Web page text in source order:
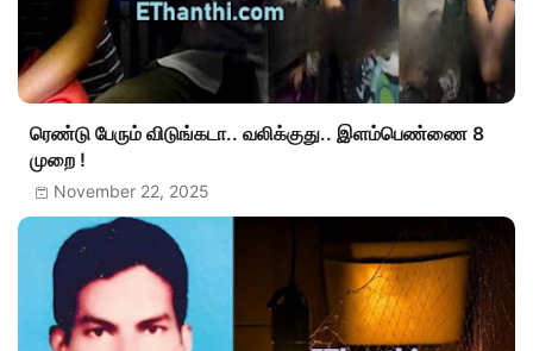
ரெண்டு பேரும் விடுங்கடா.. வலிக்குது.. இளம்பெண்ணை 8
முறை !
November 22, 2025